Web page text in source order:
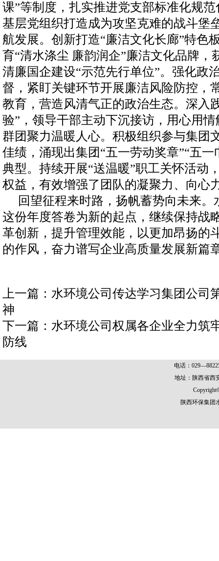
课”等制度，扎实推进党支部标准化规
基层党组织打造成为攻坚克难的战斗堡
航发展。创新打造“廉洁文化长廊”特色
育“清水涤尘 廉韵润企”廉洁文化品牌，
清廉国企建设“示范先行单位”。强化政
督，紧盯关键环节开展廉洁风险防控，
教育，营造风清气正的政治生态。深入
验”，领导干部主动下沉接访，用心用
群团聚力温暖人心。积极组织参与集团
佳绩，涌现出集团“五一劳动奖章”“五一
典型。持续开展“送温暖”职工关怀活动
权益，有效增强了团队的凝聚力、向心
回望征程来时路，扬帆蓄势向未来。
这份年度答卷为新的起点，继续保持战
革创新，提升管理效能，以更加昂扬的
的作风，奋力谱写企业高质量发展新篇
上一篇： 水环境公司传达学习集团公司
神
下一篇： 水环境公司权属各企业全力筑
防线
电话：
地址：陕西省西
陕西环保集团